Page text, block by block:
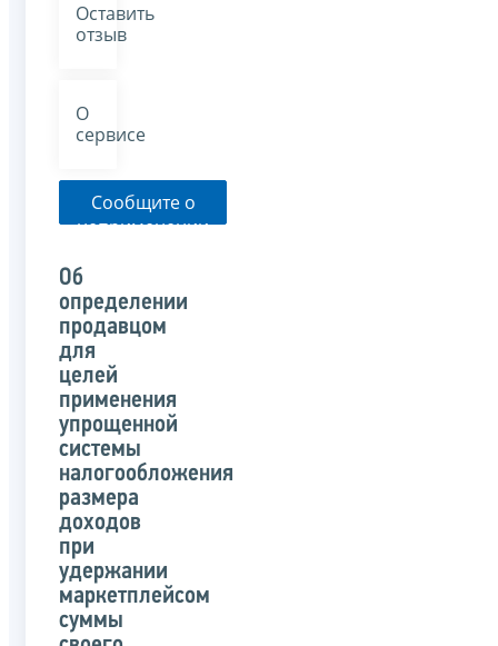
Оставить
отзыв
О
сервисе
Сообщите о
неприменении
указанного
письма
Об
определении
продавцом
для
целей
применения
упрощенной
системы
налогообложения
размера
доходов
при
удержании
маркетплейсом
суммы